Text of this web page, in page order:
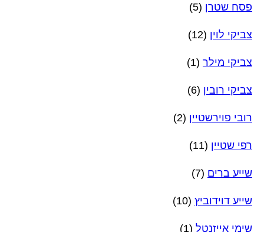
פסח שטרן (5)
צביקי לוין (12)
צביקי מילר (1)
צביקי רובין (6)
רובי פוירשטיין (2)
רפי שטיין (11)
שייע ברים (7)
שייע דוידוביץ (10)
שימי אייזנטל (1)